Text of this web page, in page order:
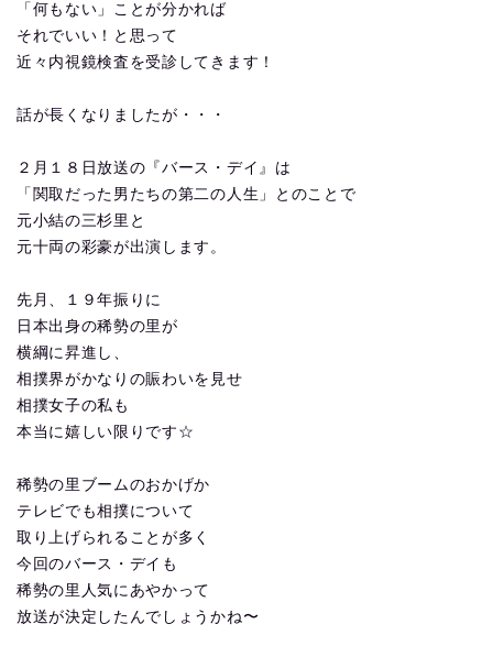
「何もない」ことが分かれば
それでいい！と思って
近々内視鏡検査を受診してきます！
話が長くなりましたが・・・
２月１８日放送の『バース・デイ』は
「関取だった男たちの第二の人生」とのことで
元小結の三杉里と
元十両の彩豪が出演します。
先月、１９年振りに
日本出身の稀勢の里が
横綱に昇進し、
相撲界がかなりの賑わいを見せ
相撲女子の私も
本当に嬉しい限りです☆
稀勢の里ブームのおかげか
テレビでも相撲について
取り上げられることが多く
今回のバース・デイも
稀勢の里人気にあやかって
放送が決定したんでしょうかね〜